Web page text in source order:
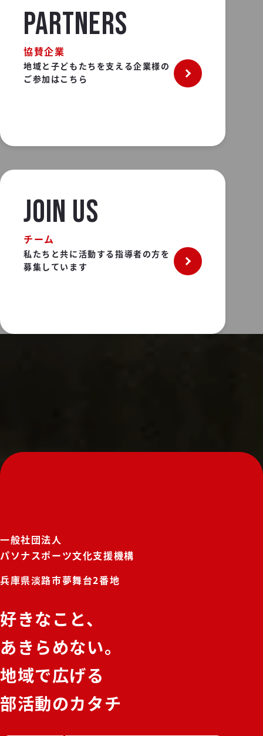
PARTNERS
協賛企業
地域と子どもたちを支える企業様の
ご参加はこちら
JOIN US
チーム
私たちと共に活動する指導者の方を
募集しています
一般社団法人
パソナスポーツ文化支援機構
兵庫県淡路市夢舞台2番地
好きなこと、
あきらめない。
地域で広げる
部活動のカタチ